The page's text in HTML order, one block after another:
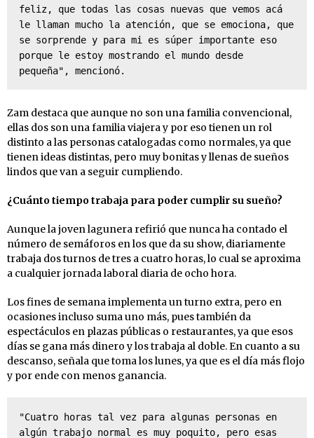
feliz, que todas las cosas nuevas que vemos acá
le llaman mucho la atención, que se emociona, que
se sorprende y para mi es súper importante eso
porque le estoy mostrando el mundo desde
pequeña", mencionó.
Zam destaca que aunque no son una familia convencional,
ellas dos son una familia viajera y por eso tienen un rol
distinto a las personas catalogadas como normales, ya que
tienen ideas distintas, pero muy bonitas y llenas de sueños
lindos que van a seguir cumpliendo.
​¿Cuánto tiempo trabaja para poder cumplir su sueño?
Aunque la joven lagunera refirió que nunca ha contado el
número de semáforos en los que da su show, diariamente
trabaja dos turnos de tres a cuatro horas, lo cual se aproxima
a cualquier jornada laboral diaria de ocho hora.
Los fines de semana implementa un turno extra, pero en
ocasiones incluso suma uno más, pues también da
espectáculos en plazas públicas o restaurantes, ya que esos
días se gana más dinero y los trabaja al doble. En cuanto a su
descanso, señala que toma los lunes, ya que es el día más flojo
y por ende con menos ganancia.
"Cuatro horas tal vez para algunas personas en
algún trabajo normal es muy poquito, pero esas